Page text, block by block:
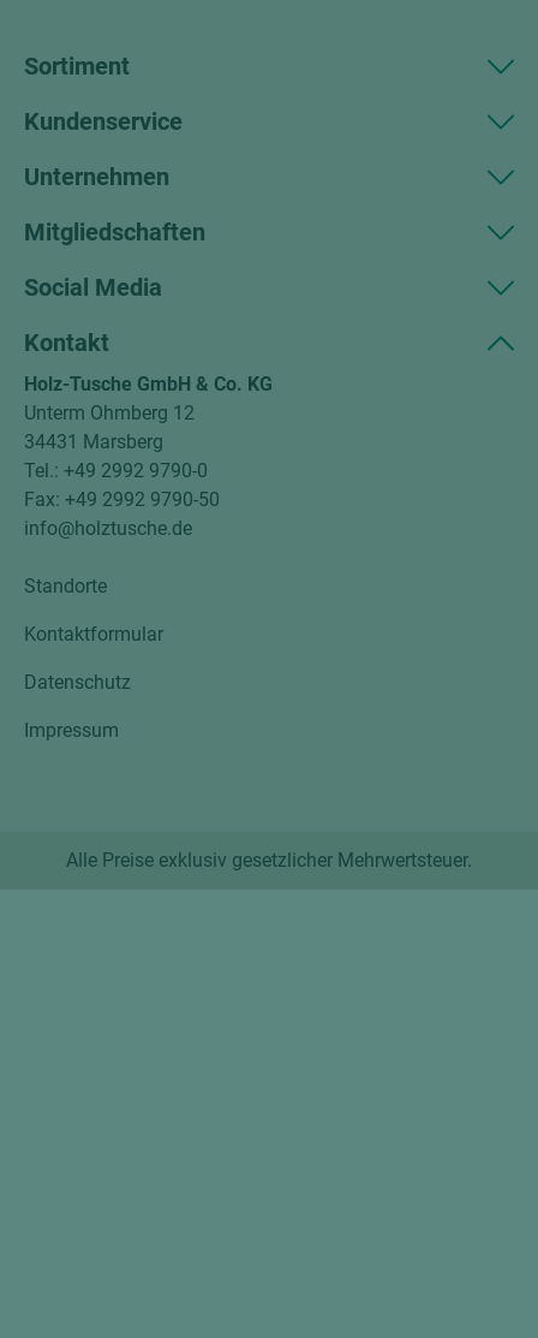
Sortiment
Kundenservice
Unternehmen
Mitgliedschaften
Social Media
Kontakt
Holz-Tusche GmbH & Co. KG
Unterm Ohmberg 12
34431 Marsberg
Tel.: +49 2992 9790-0
Fax: +49 2992 9790-50
info@holztusche.de
Standorte
Kontaktformular
Datenschutz
Impressum
Alle Preise exklusiv gesetzlicher Mehrwertsteuer.